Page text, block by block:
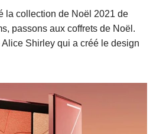
la collection de Noël 2021 de
passons aux coffrets de Noël.
Alice Shirley qui a créé le design